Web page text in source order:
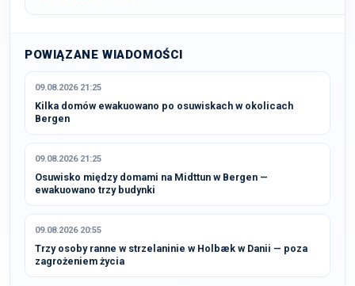
POWIĄZANE WIADOMOŚCI
09.08.2026 21:25
Kilka domów ewakuowano po osuwiskach w okolicach
Bergen
09.08.2026 21:25
Osuwisko między domami na Midttun w Bergen —
ewakuowano trzy budynki
09.08.2026 20:55
Trzy osoby ranne w strzelaninie w Holbæk w Danii — poza
zagrożeniem życia